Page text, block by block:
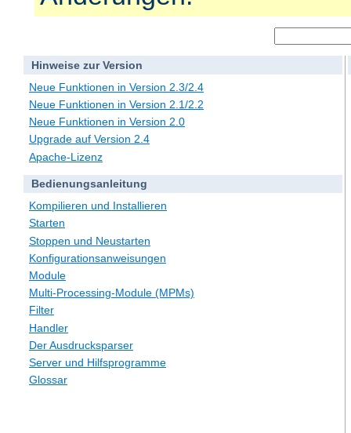
Hinweise zur Version
Neue Funktionen in Version 2.3/2.4
Neue Funktionen in Version 2.1/2.2
Neue Funktionen in Version 2.0
Upgrade auf Version 2.4
Apache-Lizenz
Bedienungsanleitung
Kompilieren und Installieren
Starten
Stoppen und Neustarten
Konfigurationsanweisungen
Module
Multi-Processing-Module (MPMs)
Filter
Handler
Der Ausdrucksparser
Server und Hilfsprogramme
Glossar